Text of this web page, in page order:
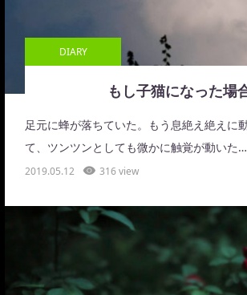
DIARY
もし子猫になった場
足元に蜂が落ちていた。もう息絶え絶えに
て、ツンツンとしても微かに触覚が動いた…
2019.05.12 316 view